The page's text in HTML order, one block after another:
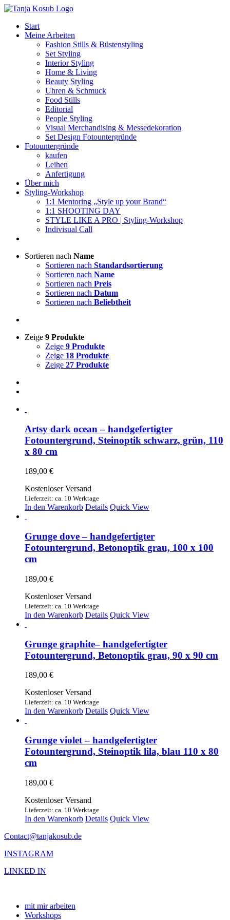
Zum
springenStart
Meine Arbeiten
Fashion Stills & Büstenstyling
Set Styling
Interior Styling
Home & Living
Beauty Styling
Uhren & Schmuck
Food Stills
Editorial
People Styling
Visual Merchandising & Messedekoration
Set Design Fotountergründe
Fotountergründe
kaufen
Leihen
Anfertigung
Über mich
Styling-Workshop
1:1 Mentoring „Style up your Brand“
1:1 SHOOTING DAY
STYLE LIKE A PRO | Styling-Workshop
Indivisual Call
Sortieren nach Name
Sortieren nach Standardsortierung
Sortieren nach Name
Sortieren nach Preis
Sortieren nach Datum
Sortieren nach Beliebtheit
Zeige 9 Produkte
Zeige 9 Produkte
Zeige 18 Produkte
Zeige 27 Produkte
Artsy dark ocean – handgefertigter
Fotountergrund, Steinoptik schwarz, grün, 110
x 80 cm
189,00 €
Kostenloser Versand
Lieferzeit: ca. 10 Werktage
In den Warenkorb Details Quick View
Grunge dove – handgefertigter
Fotountergrund, Betonoptik grau, 100 x 100
cm
189,00 €
Kostenloser Versand
Lieferzeit: ca. 10 Werktage
In den Warenkorb Details Quick View
Grunge graphite– handgefertigter
Fotountergrund, Betonoptik grau, 90 x 90 cm
189,00 €
Kostenloser Versand
Lieferzeit: ca. 10 Werktage
In den Warenkorb Details Quick View
Grunge violet – handgefertigter
Fotountergrund, Steinoptik lila, blau 110 x 80
cm
189,00 €
Kostenloser Versand
Lieferzeit: ca. 10 Werktage
In den Warenkorb Details Quick View
Contact@tanjakosub.de
INSTAGRAM
LINKED IN
mit mir arbeiten
Workshops